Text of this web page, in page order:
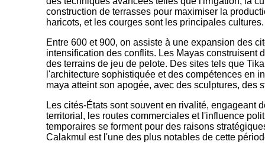
construction de terrasses pour maximiser la
haricots, et les courges sont les principales cultures.
Entre 600 et 900, on assiste à une expansion des
intensification des conflits. Les Mayas construisent
des terrains de jeu de pelote. Des sites tels que
l'architecture sophistiquée et des compétences en
maya atteint son apogée, avec des sculptures, des
Les cités-États sont souvent en rivalité, engageant
territorial, les routes commerciales et l'influence
temporaires se forment pour des raisons
Calakmul est l'une des plus notables de cette